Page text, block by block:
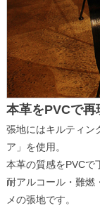
本革をPVCで
張地にはキルティン
ア」を使用。
本革の質感をPVCで
耐アルコール・難燃
メの張地です。